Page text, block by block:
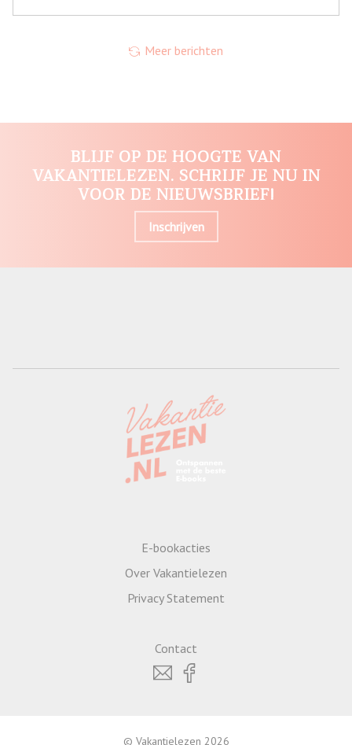
Meer berichten
BLIJF OP DE HOOGTE VAN
VAKANTIELEZEN. SCHRIJF JE NU IN
VOOR DE NIEUWSBRIEF!
Inschrijven
E-bookacties
Over Vakantielezen
Privacy Statement
Contact
© Vakantielezen 2026